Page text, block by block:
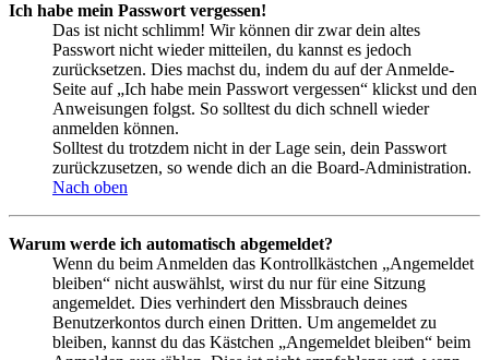
Ich habe mein Passwort vergessen!
Das ist nicht schlimm! Wir können dir zwar dein altes
Passwort nicht wieder mitteilen, du kannst es jedoch
zurücksetzen. Dies machst du, indem du auf der Anmelde-
Seite auf „Ich habe mein Passwort vergessen“ klickst und den
Anweisungen folgst. So solltest du dich schnell wieder
anmelden können.
Solltest du trotzdem nicht in der Lage sein, dein Passwort
zurückzusetzen, so wende dich an die Board-Administration.
Nach oben
Warum werde ich automatisch abgemeldet?
Wenn du beim Anmelden das Kontrollkästchen „Angemeldet
bleiben“ nicht auswählst, wirst du nur für eine Sitzung
angemeldet. Dies verhindert den Missbrauch deines
Benutzerkontos durch einen Dritten. Um angemeldet zu
bleiben, kannst du das Kästchen „Angemeldet bleiben“ beim